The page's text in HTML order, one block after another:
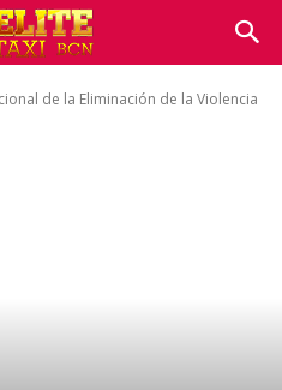
de la Eliminación de la Violencia